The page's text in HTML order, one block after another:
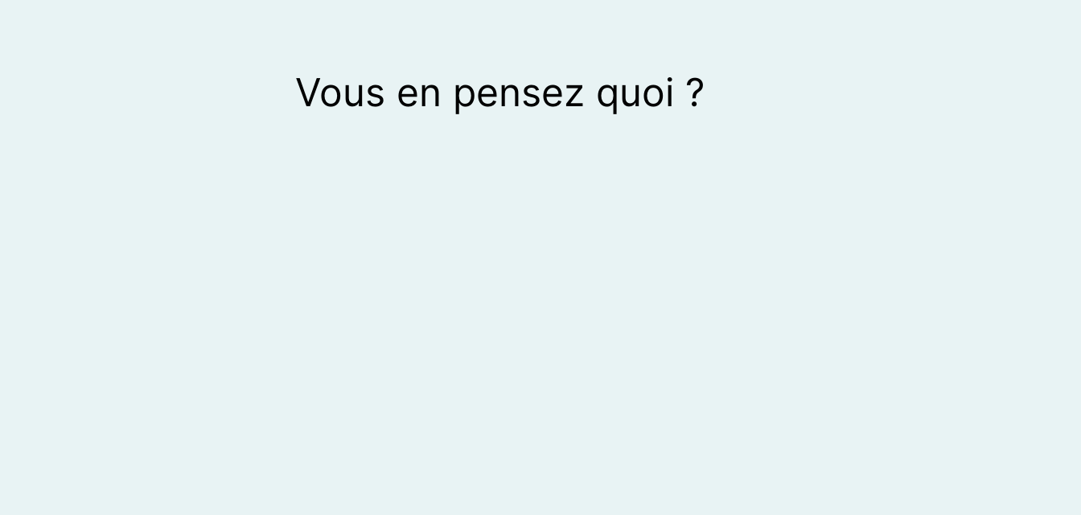
Vous en pensez quoi ?